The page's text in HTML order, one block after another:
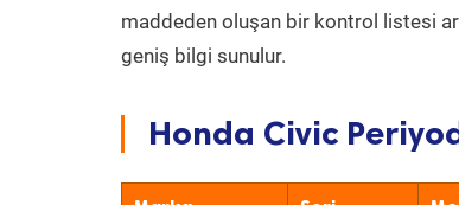
maddeden oluşan bir kontrol listesi
geniş bilgi sunulur.
Honda Civic